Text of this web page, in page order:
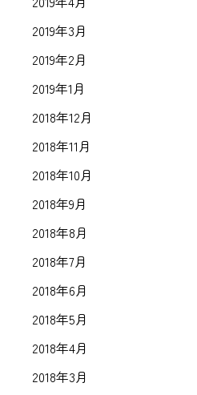
2019年3月
2019年2月
2019年1月
2018年12月
2018年11月
2018年10月
2018年9月
2018年8月
2018年7月
2018年6月
2018年5月
2018年4月
2018年3月